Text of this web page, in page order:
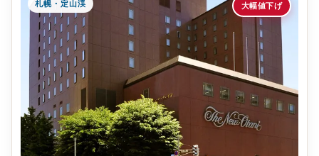
札幌・定山渓 大幅値下げ